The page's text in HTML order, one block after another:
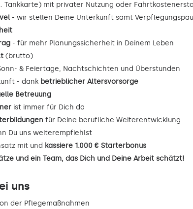
Tankkarte) mit privater Nutzung oder
- wir stellen Deine Unterkunft samt
- für mehr Planungssicherheit in Deinem Leben
(brutto)
& Feiertage, Nachtschichten und Überstunden
- dank betrieblicher Altersvorsorge
Betreuung
ist immer für Dich da
für Deine berufliche Weiterentwicklung
Du uns weiterempfiehlst
mit und kassiere 1.000 € Starterbonus
und ein Team, das Dich und Deine Arbeit schätzt!
uns
der Pflegemaßnahmen